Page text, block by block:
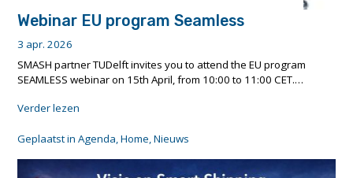
Webinar EU program Seamless
3 apr. 2026
SMASH partner TUDelft invites you to attend the EU program
SEAMLESS webinar on 15th April, from 10:00 to 11:00 CET.…
Verder lezen
program
Seamless"
Geplaatst inAgenda,Home,Nieuws